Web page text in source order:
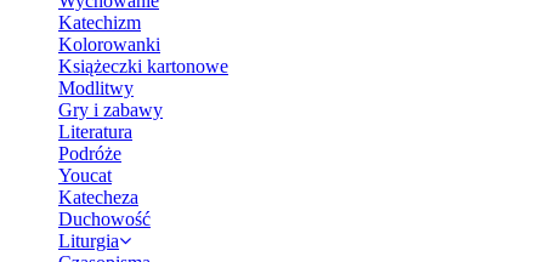
Katechizm
Kolorowanki
Książeczki kartonowe
Modlitwy
Gry i zabawy
Literatura
Podróże
Youcat
Katecheza
Duchowość
Liturgia